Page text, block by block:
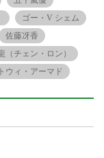
ゴー・V シェム
佐藤冴香
（チェン・ロン）
ウィ・アーマド